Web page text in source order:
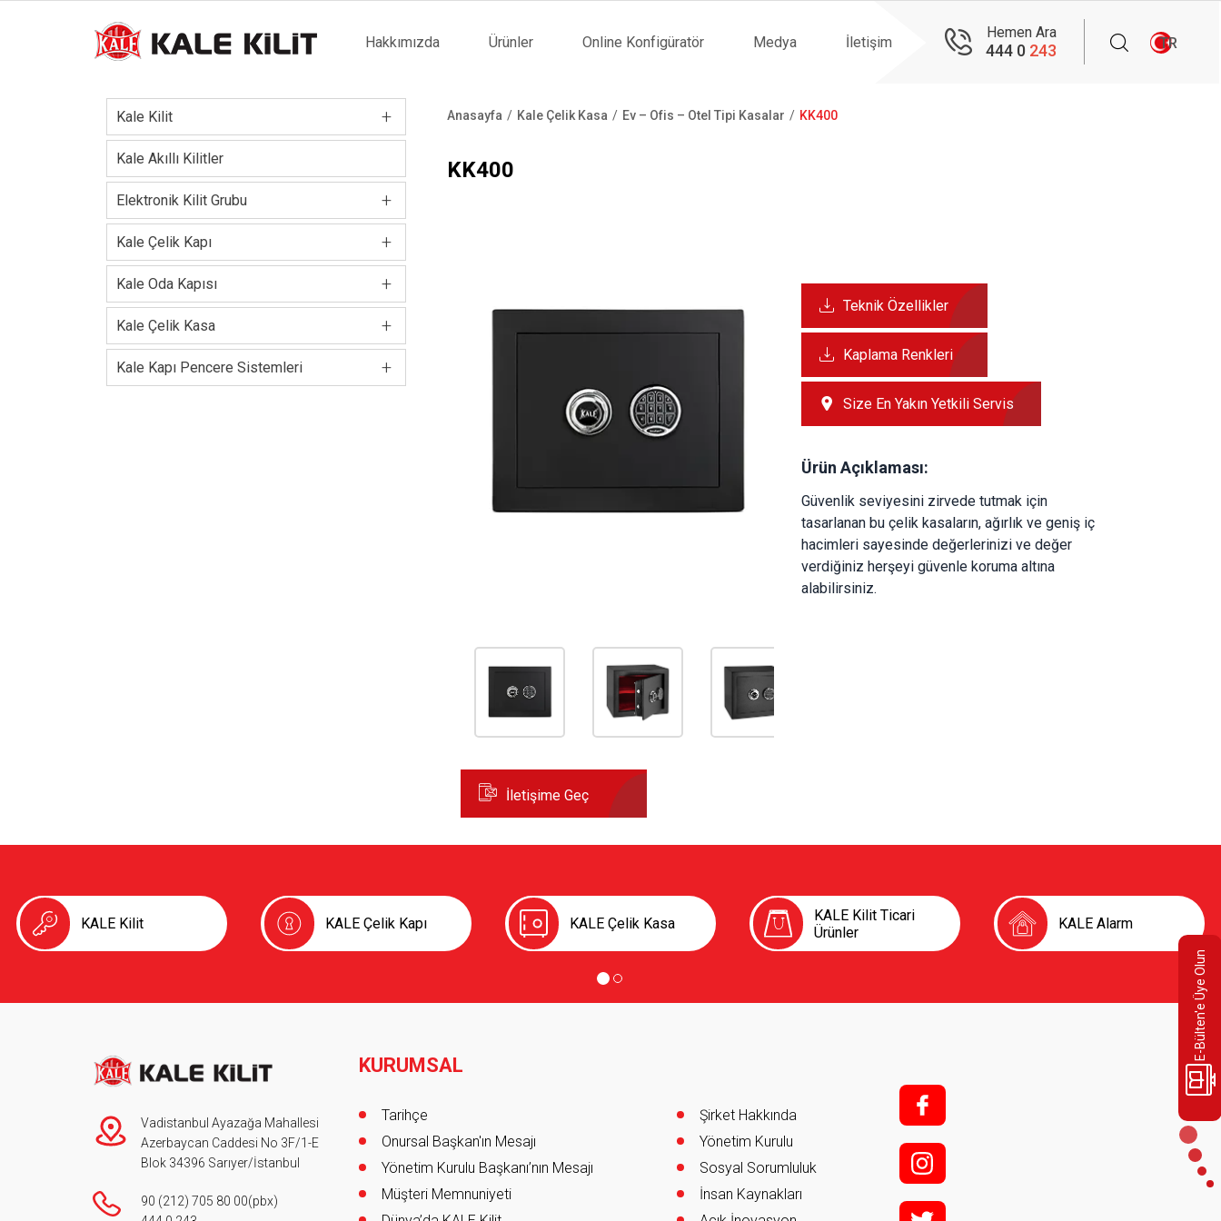
Main
Hakkımızda Ürünler Online Konfigüratör Medya İletişim
Hemen Ara
444 0 243 TR
+
Kale Kilit
Kale Akıllı Kilitler
+
Elektronik Kilit Grubu
+
Kale Çelik Kapı
+
Kale Oda Kapısı
+
Kale Çelik Kasa
+
Kale Kapı Pencere Sistemleri
yolu
Anasayfa Kale Çelik Kasa Ev – Ofis – Otel Tipi Kasalar KK400
KK400
E-Bülten'e Üye Olun
İletişime Geç
Teknik Özellikler
Kaplama Renkleri
Size En Yakın Yetkili Servis
Ürün Açıklaması:
Güvenlik seviyesini zirvede tutmak için
tasarlanan bu çelik kasaların, ağırlık ve geniş iç
hacimleri sayesinde değerlerinizi ve değer
verdiğiniz herşeyi güvenle koruma altına
alabilirsiniz.
KALE Kilit KALE Çelik Kapı KALE Çelik Kasa
KALE Kilit Ticari
Ürünler
KALE Alarm
Vadistanbul Ayazağa Mahallesi
Azerbaycan Caddesi No 3F/1-E
Blok 34396 Sarıyer/İstanbul
90 (212) 705 80 00(pbx)
Footer
KURUMSAL
Tarihçe
Onursal Başkan'ın Mesajı
Yönetim Kurulu Başkanı’nın Mesajı
Müşteri Memnuniyeti
Şirket Hakkında
Yönetim Kurulu
Sosyal Sorumluluk
İnsan Kaynakları
f;
i;